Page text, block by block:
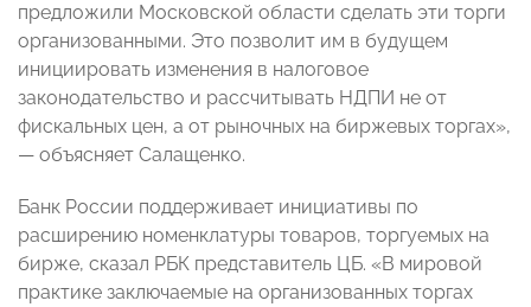
предложили Московской области сделать эти торги
организованными. Это позволит им в будущем
инициировать изменения в налоговое
законодательство и рассчитывать НДПИ не от
фискальных цен, а от рыночных на биржевых торгах»,
— объясняет Салащенко.
Банк России поддерживает инициативы по
расширению номенклатуры товаров, торгуемых на
бирже, сказал РБК представитель ЦБ. «В мировой
практике заключаемые на организованных торгах